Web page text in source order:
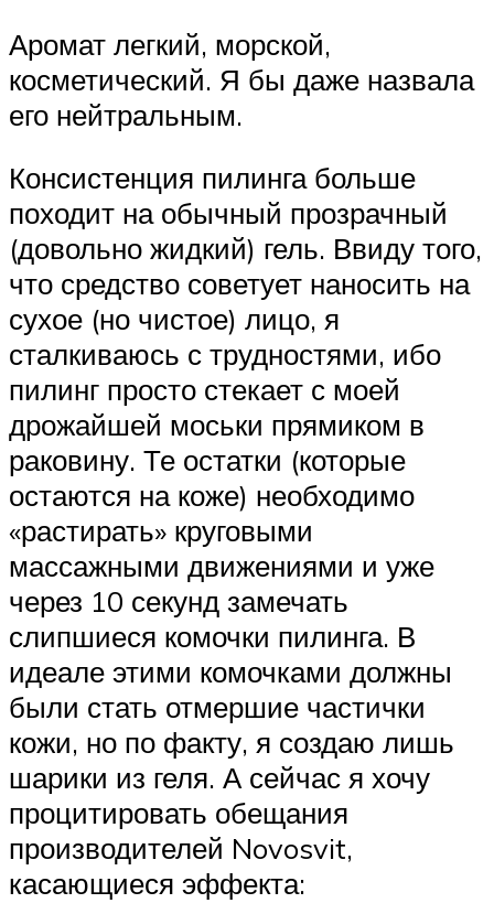
Аромат легкий, морской,
косметический. Я бы даже назвала
его нейтральным.
Консистенция пилинга больше
походит на обычный прозрачный
(довольно жидкий) гель. Ввиду того,
что средство советует наносить на
сухое (но чистое) лицо, я
сталкиваюсь с трудностями, ибо
пилинг просто стекает с моей
дрожайшей моськи прямиком в
раковину. Те остатки (которые
остаются на коже) необходимо
«растирать» круговыми
массажными движениями и уже
через 10 секунд замечать
слипшиеся комочки пилинга. В
идеале этими комочками должны
были стать отмершие частички
кожи, но по факту, я создаю лишь
шарики из геля. А сейчас я хочу
процитировать обещания
производителей Novosvit,
касающиеся эффекта: